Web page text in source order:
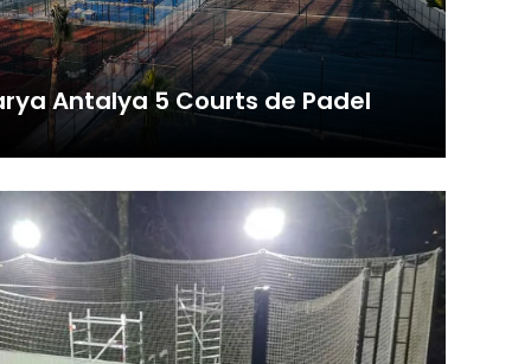
Antalya 5 Courts de Padel
nous avons achevé avec succès la
hata
Bu